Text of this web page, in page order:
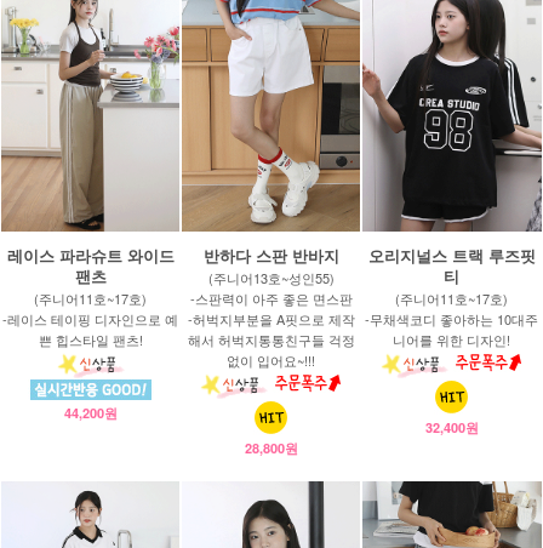
레이스 파라슈트 와이드
팬츠
(주니어11호~17호)
-레이스 테이핑 디자인으로 예
쁜 힙스타일 팬츠!
44,200원
반하다 스판 반바지
(주니어13호~성인55)
-스판력이 아주 좋은 면스판
-허벅지부분을 A핏으로 제작
해서 허벅지통통친구들 걱정
없이 입어요~!!!
28,800원
오리지널스 트랙 루즈핏
티
(주니어11호~17호)
-무채색코디 좋아하는 10대주
니어를 위한 디자인!
32,400원